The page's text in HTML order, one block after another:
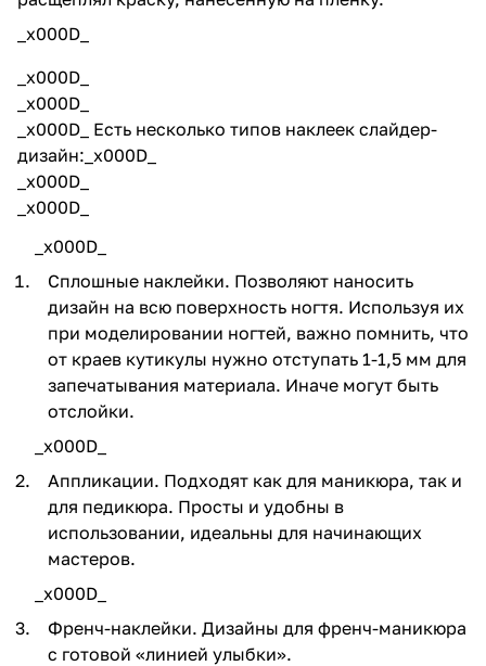
_x000D_
_x000D_
_x000D_
_x000D_ Есть несколько типов наклеек слайдер-
дизайн:_x000D_
_x000D_
_x000D_
_x000D_
Сплошные наклейки. Позволяют наносить
дизайн на всю поверхность ногтя. Используя их
при моделировании ногтей, важно помнить, что
от краев кутикулы нужно отступать 1-1,5 мм для
запечатывания материала. Иначе могут быть
отслойки.
_x000D_
Аппликации. Подходят как для маникюра, так и
для педикюра. Просты и удобны в
использовании, идеальны для начинающих
мастеров.
_x000D_
Френч-наклейки. Дизайны для френч-маникюра
с готовой «линией улыбки».